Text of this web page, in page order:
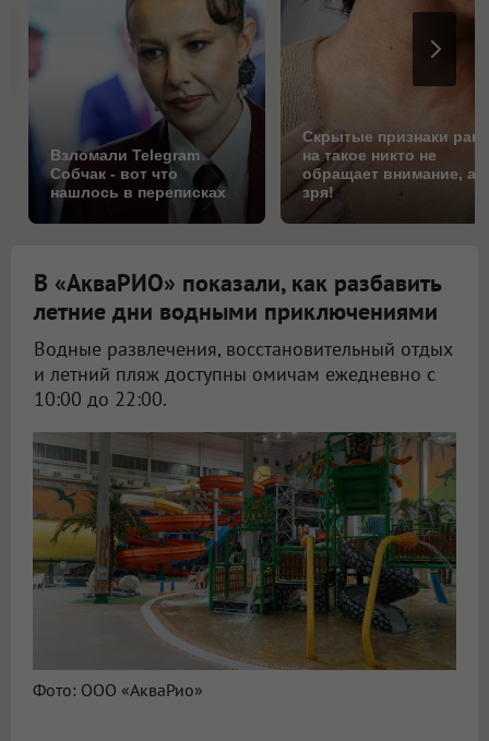
Взломали Telegram
Собчак - вот что
нашлось в переписках
Скрытые признаки
на такое никто не
обращает внимание, а
зря!
В «АкваРИО» показали, как разбавить
летние дни водными приключениями
Водные развлечения, восстановительный отдых
и летний пляж доступны омичам ежедневно с
10:00 до 22:00.
Фото: ООО «АкваРио»